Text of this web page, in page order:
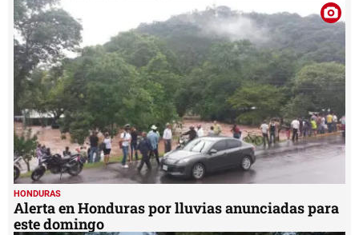
HONDURAS
Alerta en Honduras por lluvias anunciadas para
este domingo